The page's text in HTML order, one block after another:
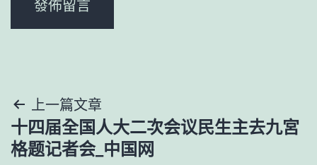
文
章
上一篇文章
十四届全国人大二次会议民生主去九宮
格题记者会_中国网